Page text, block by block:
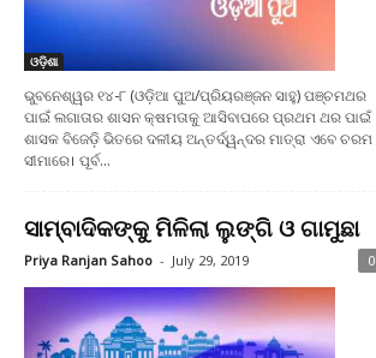
ଓଡ଼ିଶା
ଭୁବନେଶ୍ୱର ୧୪-୮ (ଓଡ଼ିଆ ପୁଅ/ପ୍ରିୟରଞ୍ଜନ ସାହୁ) ପଞ୍ଚମଥର
ପାଇଁ ଲଗାତାର ଶାସନ କ୍ଷମତାକୁ ଆସିବାପରେ ପ୍ରଥମ ଥର ପାଇଁ
ଶାସକ ବିଜେଡ଼ି ଭିତରେ ଦଳୀୟ ଅନ୍ତର୍ଦ୍ୱନ୍ଦର ମାତ୍ରା ଏବେ ଚରମ
ସୀମାରେ। ପୂର୍ବ...
ସାମ୍ବାଦିକଙ୍କୁ ମିଳିଲା ଲୁଙ୍ଗି ଓ ଗାମୁଛା
Priya Ranjan Sahoo - July 29, 2019 0